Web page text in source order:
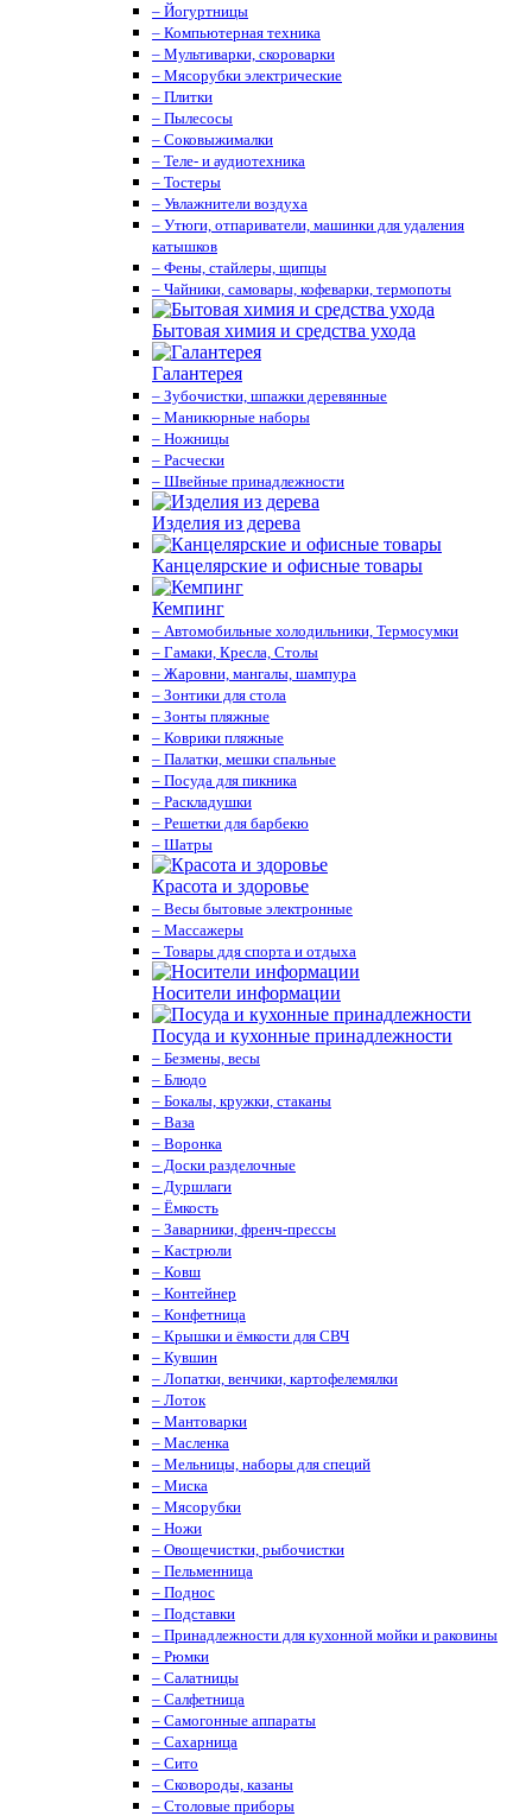
– Йогуртницы
– Компьютерная техника
– Мультиварки, скороварки
– Мясорубки электрические
– Плитки
– Пылесосы
– Соковыжималки
– Теле- и аудиотехника
– Тостеры
– Увлажнители воздуха
– Утюги, отпариватели, машинки для удаления
катышков
– Фены, стайлеры, щипцы
– Чайники, самовары, кофеварки, термопоты
Бытовая химия и средства ухода
Галантерея
– Зубочистки, шпажки деревянные
– Маникюрные наборы
– Ножницы
– Расчески
– Швейные принадлежности
Изделия из дерева
Канцелярские и офисные товары
Кемпинг
– Автомобильные холодильники, Термосумки
– Гамаки, Кресла, Столы
– Жаровни, мангалы, шампура
– Зонтики для стола
– Зонты пляжные
– Коврики пляжные
– Палатки, мешки спальные
– Посуда для пикника
– Раскладушки
– Решетки для барбекю
– Шатры
Красота и здоровье
– Весы бытовые электронные
– Массажеры
– Товары ддя спорта и отдыха
Носители информации
Посуда и кухонные принадлежности
– Безмены, весы
– Блюдо
– Бокалы, кружки, стаканы
– Ваза
– Воронка
– Доски разделочные
– Дуршлаги
– Ёмкость
– Заварники, френч-прессы
– Кастрюли
– Ковш
– Контейнер
– Конфетница
– Крышки и ёмкости для СВЧ
– Кувшин
– Лопатки, венчики, картофелемялки
– Лоток
– Мантоварки
– Масленка
– Мельницы, наборы для специй
– Миска
– Мясорубки
– Ножи
– Овощечистки, рыбочистки
– Пельменница
– Поднос
– Подставки
– Принадлежности для кухонной мойки и раковины
– Рюмки
– Салатницы
– Салфетница
– Самогонные аппараты
– Сахарница
– Сито
– Сковороды, казаны
– Столовые приборы